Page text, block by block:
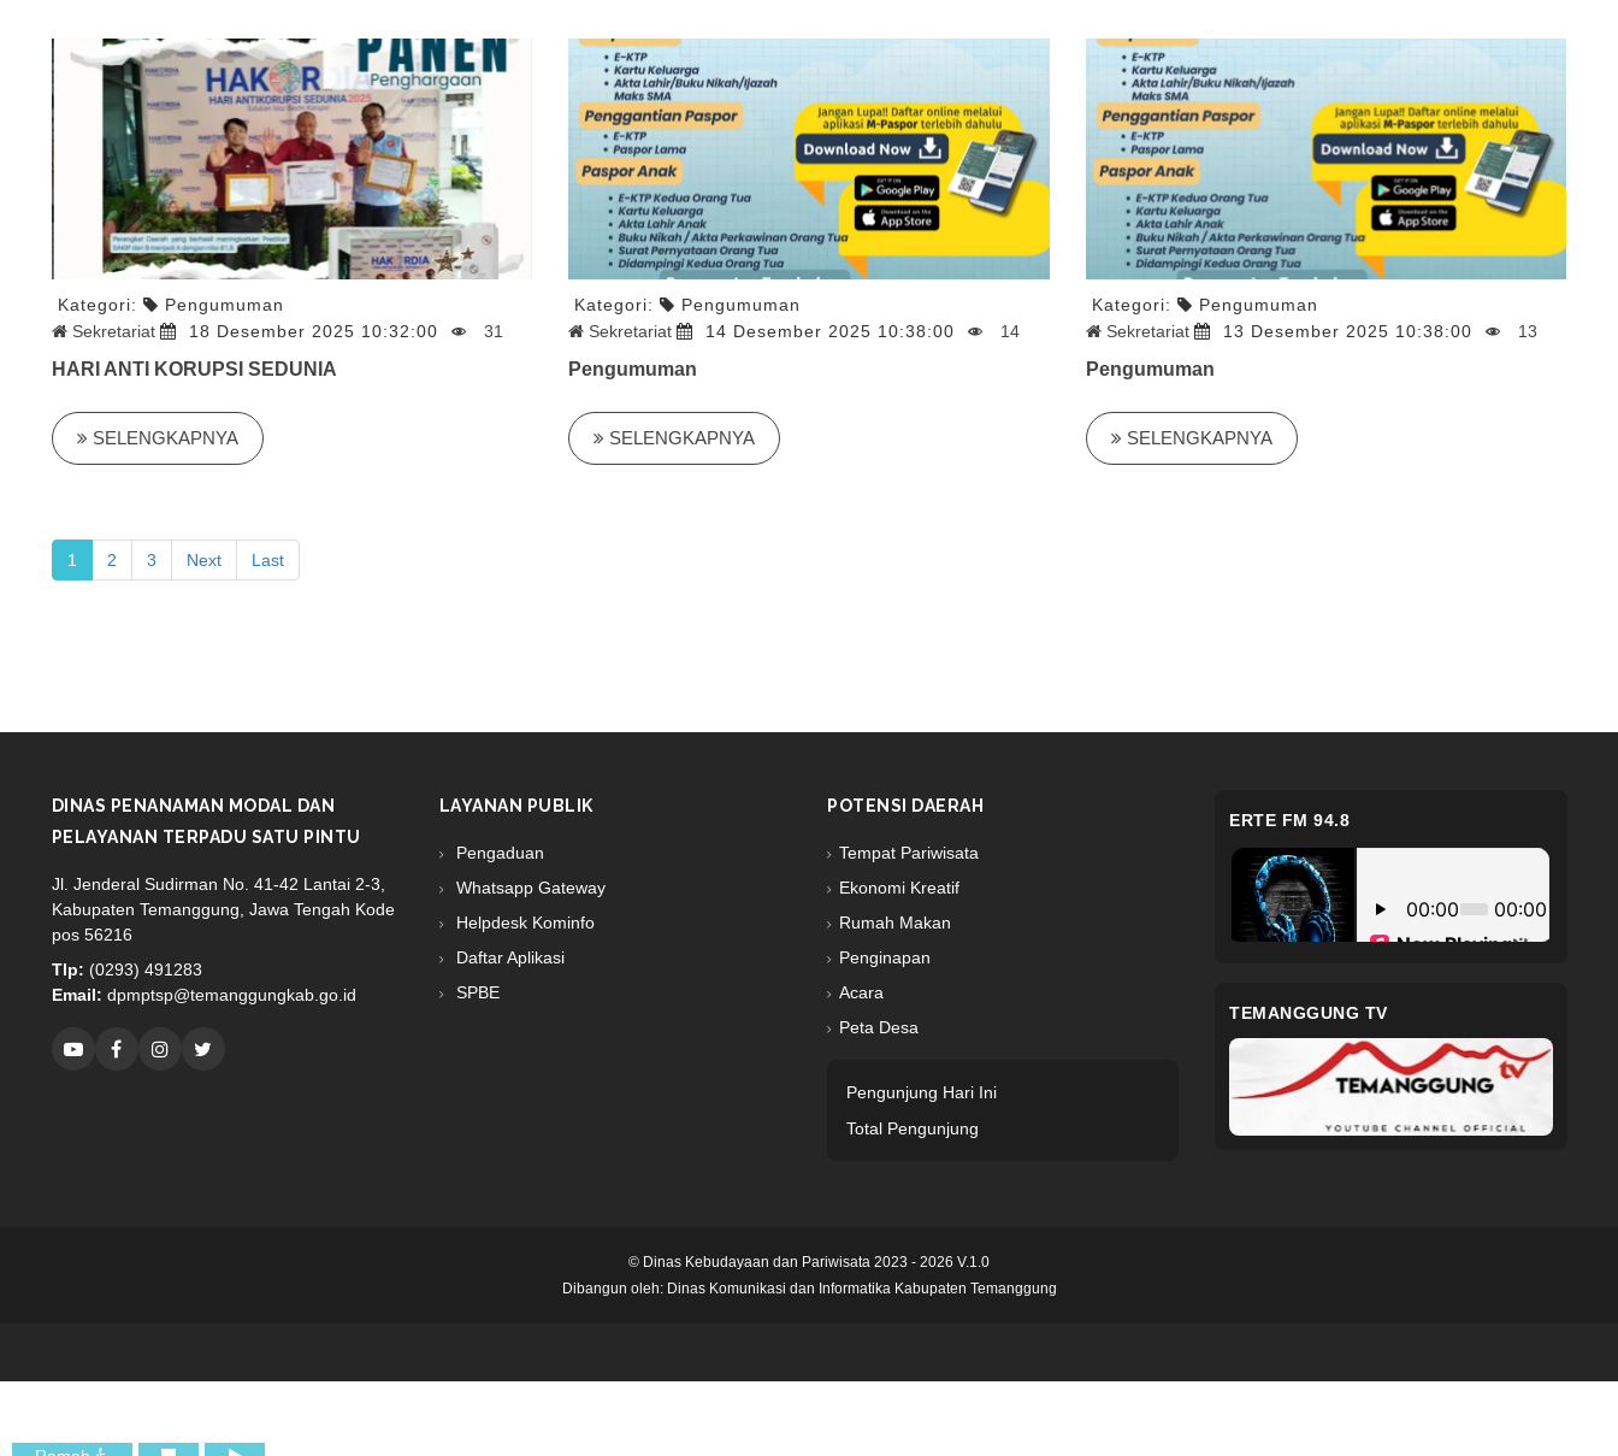
Kategori:
Pengumuman
Sekretariat
18 Desember 2025 10:32:00 31
HARI ANTI KORUPSI SEDUNIA
SELENGKAPNYA
Kategori:
Pengumuman
Sekretariat
14 Desember 2025 10:38:00 14
Pengumuman
SELENGKAPNYA
Kategori:
Pengumuman
Sekretariat
13 Desember 2025 10:38:00 13
Pengumuman
SELENGKAPNYA
1 2 3 Next Last
DINAS PENANAMAN MODAL DAN
PELAYANAN TERPADU SATU PINTU
Jl. Jenderal Sudirman No. 41-42 Lantai 2-3,
Kabupaten Temanggung, Jawa Tengah Kode
pos 56216
Tlp: (0293) 491283
Email: dpmptsp@temanggungkab.go.id
LAYANAN PUBLIK
Pengaduan
Whatsapp Gateway
Helpdesk Kominfo
Daftar Aplikasi
SPBE
POTENSI DAERAH
Tempat Pariwisata
Ekonomi Kreatif
Rumah Makan
Penginapan
Acara
Peta Desa
Pengunjung Hari Ini
Total Pengunjung
ERTE FM 94.8
TEMANGGUNG TV
© Dinas Kebudayaan dan Pariwisata 2023 - 2026 V.1.0
Dibangun oleh: Dinas Komunikasi dan Informatika Kabupaten Temanggung